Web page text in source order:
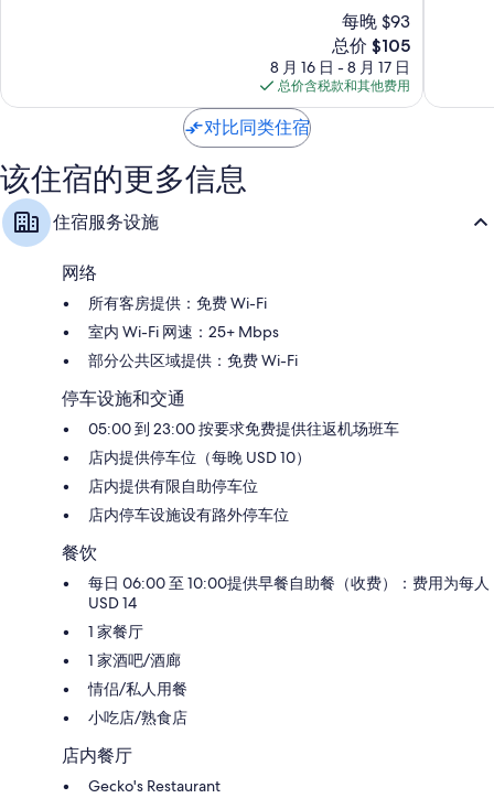
欢
店
West
Palm
Beach
1,001
评
每晚 $93
新
价
格
$105
总价 $105
8 月 16 日 - 8 月 17 日
总价含税款和其他费用
店
1,007
对比同类住宿
该住宿的更多信息
住宿服务设施
网络
所有客房提供：免费 Wi-Fi
室内 Wi-Fi 网速：25+ Mbps
部分公共区域提供：免费 Wi-Fi
停车设施和交通
05:00 到 23:00 按要求免费提供往返机场班车
店内提供停车位（每晚 USD 10）
店内提供有限自助停车位
店内停车设施设有路外停车位
餐饮
每日 06:00 至 10:00提供早餐自助餐（收费）：费用为每人
USD 14
1 家餐厅
1 家酒吧/酒廊
情侣/私人用餐
小吃店/熟食店
店内餐厅
Gecko's Restaurant